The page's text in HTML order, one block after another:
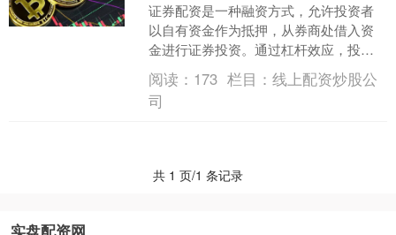
证券配资是一种融资方式，允许投资者
以自有资金作为抵押，从券商处借入资
金进行证券投资。通过杠杆效应，投资
者可以放大投资收益期货配资比例，但
同时也要承担更高的风险。....
阅读： 173 栏目：线上配资炒股公
司
共 1 页/1 条记录
实盘配资网